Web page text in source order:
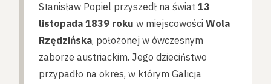
Stanisław Popiel przyszedł na świat 13
listopada 1839 roku w miejscowości Wola
Rzędzińska, położonej w ówczesnym
zaborze austriackim. Jego dzieciństwo
przypadło na okres, w którym Galicja